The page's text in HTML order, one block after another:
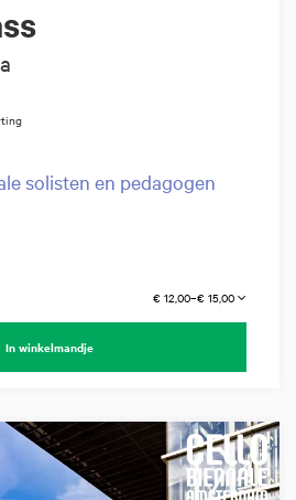
solisten en pedagogen
€ 12,00–€ 15,00
In winkelmandje